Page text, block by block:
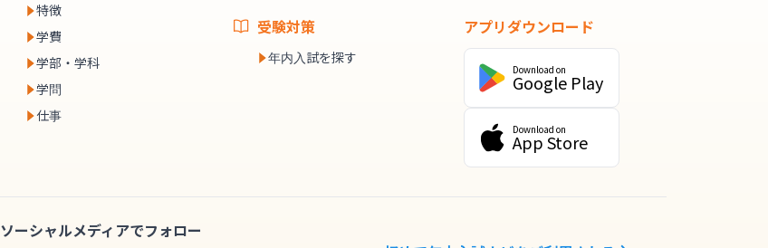
特徴
学費
学部・学科
学問
仕事
受験対策
年内入試を探す
アプリダウンロード
Download on
Google Play
Download on
App Store
ソーシャルメディアでフォロー